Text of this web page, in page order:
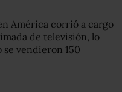
América corrió a cargo
de televisión, lo
se vendieron 150